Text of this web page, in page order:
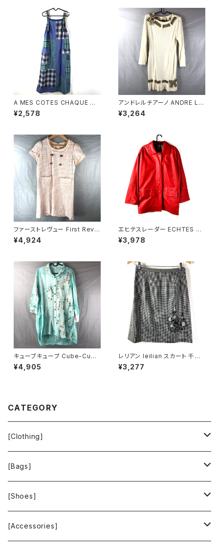
A MES COTES CHAQUE ジ
ャンパースカート チェック柄 ポ
ケット ブルー系 921472
¥2,578
アンドレルチアーノ ANDRE LU
CIANO ワンピース ニット 長袖
リボンベルト ボーダー 肩パッド
¥3,264
ファーストレヴュー First Revu
e 半袖ワンピース フリンジ バッ
クファスナー ポケット ヴィンテ
¥4,924
エヒテスレーダー ECHTES LE
DER ジャケット ヴィンテージ 内
側チェック柄 赤 36サイズ 900
¥3,978
キューブキューブ Cube-Cube
シャツ チュニック 七分袖 綿10
0％ 水玉柄 青緑系 40サイズ 9
¥4,905
レリアン leilian スカート 千鳥
柄 刺繍 ビーズ 裏地付き スリッ
ト 黒系 11サイズ 944174
¥3,277
CATEGORY
[Clothing]
Krochet Kids International
[Bags]
BAGGU
FOOD TEXTILE
[Shoes]
TOMS
[Accessories]